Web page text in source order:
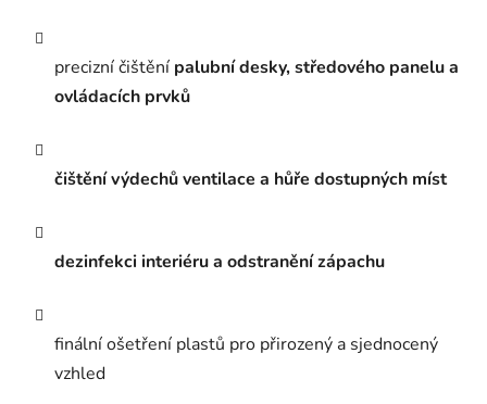
precizní čištění palubní desky, středového panelu a
ovládacích prvků
čištění výdechů ventilace a hůře dostupných míst
dezinfekci interiéru a odstranění zápachu
finální ošetření plastů pro přirozený a sjednocený
vzhled